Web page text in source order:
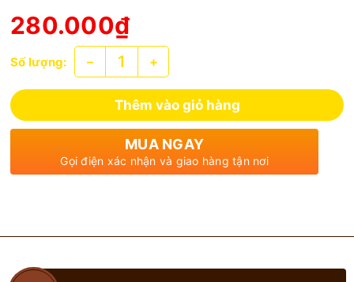
280.000₫
Số lượng: – +
Thêm vào giỏ hàng
MUA NGAY
Gọi điện xác nhận và giao hàng tận nơi